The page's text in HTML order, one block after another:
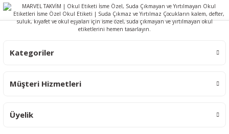
Bu ürüne ilk yorumu siz yapın!
Kategoriler
Müşteri Hizmetleri
Üyelik